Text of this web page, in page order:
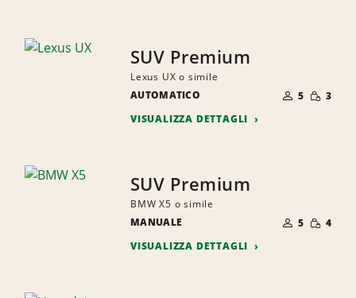
SUV Premium
Lexus UX o simile
AUTOMATICO
DI
PERSONE
5 RIDOTTA
3
VISUALIZZA DETTAGLI
SUV Premium
BMW X5 o simile
MANUALE
DI
PERSONE
5 RIDOTTA
4
VISUALIZZA DETTAGLI